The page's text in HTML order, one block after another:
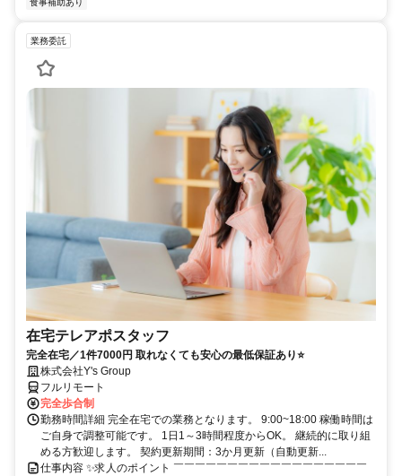
食事補助あり
業務委託
在宅テレアポスタッフ
完全在宅／1件7000円 取れなくても安心の最低保証あり⭐
株式会社Y's Group
フルリモート
完全歩合制
勤務時間詳細 完全在宅での業務となります。 9:00~18:00 稼働時間は
ご自身で調整可能です。 1日1～3時間程度からOK。 継続的に取り組
める方歓迎します。 契約更新期間：3か月更新（自動更新...
仕事内容 ✨求人のポイント ￣￣￣￣￣￣￣￣￣￣￣￣￣￣￣￣￣￣